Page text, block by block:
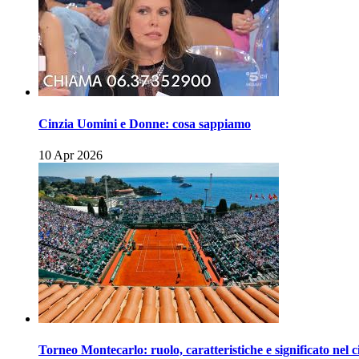
Cinzia Uomini e Donne: cosa sappiamo
10 Apr 2026
Torneo Montecarlo: ruolo, caratteristiche e significato nel